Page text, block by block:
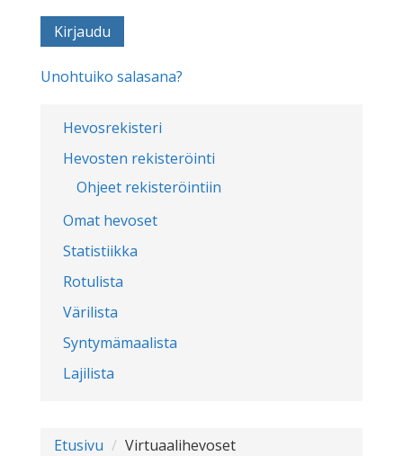
Hevosrekisteri
Hevosten rekisteröinti
Ohjeet rekisteröintiin
Omat hevoset
Statistiikka
Rotulista
Värilista
Syntymämaalista
Lajilista
Unohtuiko salasana?
Etusivu Virtuaalihevoset